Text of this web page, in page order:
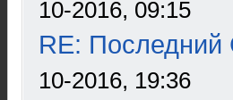
10-2016, 09:15
RE: Последний
10-2016, 19:36